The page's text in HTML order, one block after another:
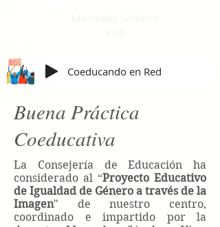
Coeducando en Red
Buena Práctica
Coeducativa
La Consejería de Educación ha
considerado al “Proyecto Educativo
de Igualdad de Género a través de la
Imagen" de nuestro centro,
coordinado e impartido por la